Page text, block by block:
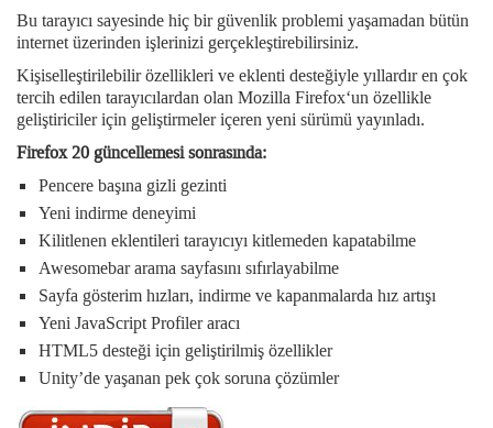
Bu tarayıcı sayesinde hiç bir güvenlik problemi yaşamadan bütün
internet üzerinden işlerinizi gerçekleştirebilirsiniz.
Kişiselleştirilebilir özellikleri ve eklenti desteğiyle yıllardır en çok
tercih edilen tarayıcılardan olan Mozilla Firefox‘un özellikle
geliştiriciler için geliştirmeler içeren yeni sürümü yayınladı.
Firefox 20 güncellemesi sonrasında:
Pencere başına gizli gezinti
Yeni indirme deneyimi
Kilitlenen eklentileri tarayıcıyı kitlemeden kapatabilme
Awesomebar arama sayfasını sıfırlayabilme
Sayfa gösterim hızları, indirme ve kapanmalarda hız artışı
Yeni JavaScript Profiler aracı
HTML5 desteği için geliştirilmiş özellikler
Unity’de yaşanan pek çok soruna çözümler